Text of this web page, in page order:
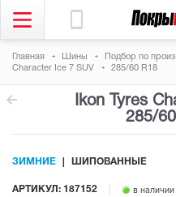
Главная Шины Подбор по
Character Ice 7 SUV
285/60 R18
Ikon Tyres
285/60
АРТИКУЛ: 187152 в наличии
ЗИМНИЕ ШИПОВАННЫЕ